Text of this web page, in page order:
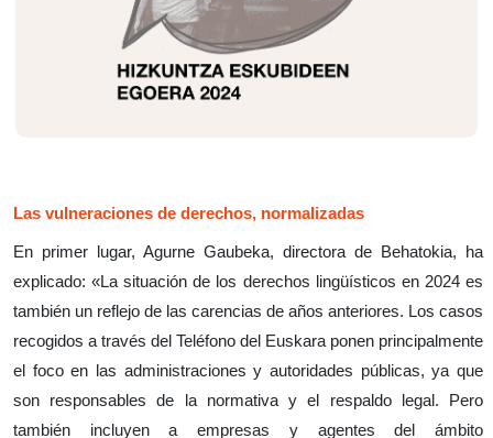
Las vulneraciones de derechos, normalizadas
En primer lugar, Agurne Gaubeka, directora de Behatokia, ha
explicado: «La situación de los derechos lingüísticos en 2024 es
también un reflejo de las carencias de años anteriores. Los casos
recogidos a través del Teléfono del Euskara ponen principalmente
el foco en las administraciones y autoridades públicas, ya que
son responsables de la normativa y el respaldo legal. Pero
también incluyen a empresas y agentes del ámbito